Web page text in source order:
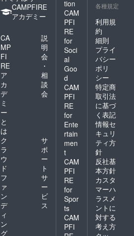
CAMPFIRE
アカデミー
CA
MP
FI
RE
ア
カ
デ
ミ
ー
と
は
説
明
会
・
相
談
会
ク
ラ
ウ
ド
フ
ァ
ン
デ
ィ
ン
グ
サ
ポ
ー
ト
サ
ー
ビ
ス
tion
CAM
PFI
RE
for
Soci
al
Goo
d
CAM
PFI
RE
for
Ente
rtain
men
t
CAM
PFI
RE
for
Spor
ts
CAM
PFI
各種規定
利用規
約
細則
プライ
バシー
ポリ
シー
特定商
取引法
に基づ
く表記
情報セ
キュリ
ティ方
針
反社基
本方針
カスタ
マーハ
ラスメ
ントに
対する
考え方